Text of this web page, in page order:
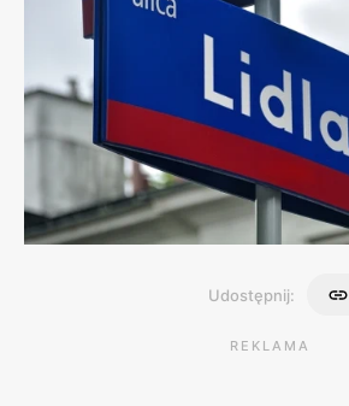
Udostępnij:
REKLAMA